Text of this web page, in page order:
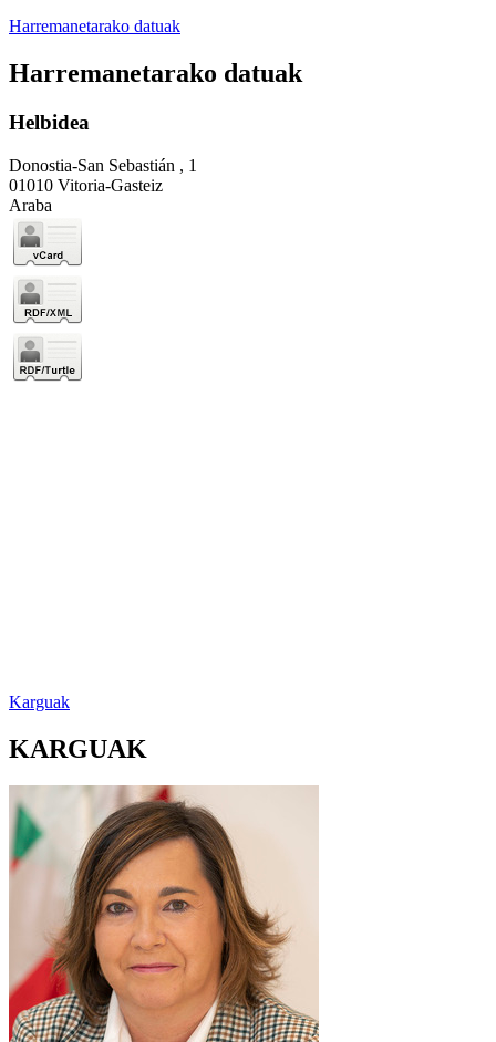
Harremanetarako datuak
Harremanetarako datuak
Helbidea
Donostia-San Sebastián , 1
01010 Vitoria-Gasteiz
Araba
Karguak
KARGUAK